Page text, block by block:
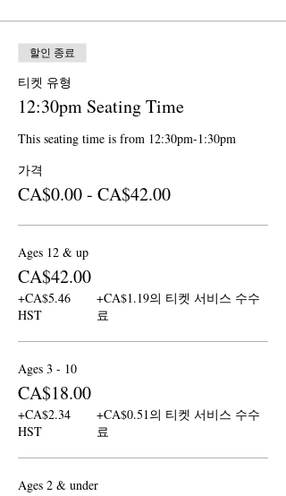
할인 종료
티켓 유형
12:30pm Seating Time
This seating time is from 12:30pm-1:30pm
가격
CA$0.00 - CA$42.00
Ages 12 & up
CA$42.00
+CA$5.46
HST
+CA$1.19의 티켓 서비스 수수
료
Ages 3 - 10
CA$18.00
+CA$2.34
HST
+CA$0.51의 티켓 서비스 수수
료
Ages 2 & under